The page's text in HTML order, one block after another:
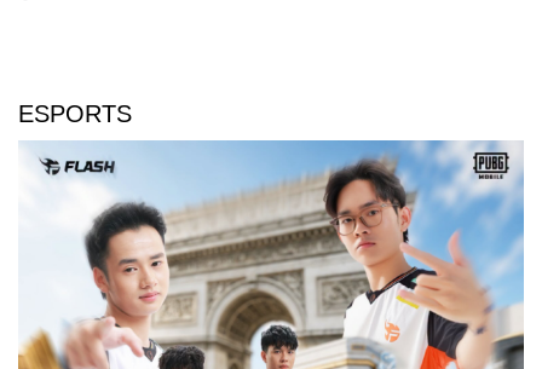
Sức khỏe
Dinh dưỡng - món ngon
Cây thuốc
Đời sống
Nhà đẹp
Blog
ESPORTS